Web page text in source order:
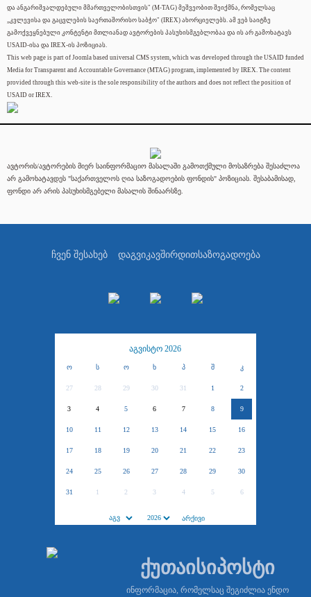
და ანგარიშვალდებული მმართველობისთვის" (M-TAG) მეშვეობით შეიქმნა, რომელსაც
„კვლევისა და გაცვლების საერთაშორისო საბჭო" (IREX) ახორციელებს. ამ ვებ საიტზე
გამოქვეყნებული კონტენტი მთლიანად ავტორების პასუხისმგებლობაა და ის არ გამოხატავს
USAID-ისა და IREX-ის პოზიციას.
This web page is part of Joomla based universal CMS system, which was developed through the USAID funded
Media for Transparent and Accountable Governance (MTAG) program, implemented by IREX. The content
provided through this web-site is the sole responsibility of the authors and does not reflect the position of
USAID or IREX.
ავტორის/ავტორების მიერ საინფორმაციო მასალაში გამოთქმული მოსაზრება შესაძლოა
არ გამოხატავდეს "საქართველოს ღია საზოგადოების ფონდის" პოზიციას. შესაბამისად,
ფონდი არ არის პასუხისმგებელი მასალის შინაარსზე.
ჩვენ შესახებ დაგვიკავშირდითსაზოგადოება
აგვისტო 2026
ო ს ო ხ პ შ კ
27 28 29 30 31 1 2
3 4 5 6 7 8 9
10 11 12 13 14 15 16
17 18 19 20 21 22 23
24 25 26 27 28 29 30
31 1 2 3 4 5 6
ქუთაისიპოსტი
ინფორმაცია, რომელსაც შეგიძლია ენდო